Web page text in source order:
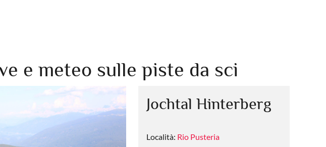
e meteo sulle piste da sci
Jochtal Hinterberg
Località: Rio Pusteria